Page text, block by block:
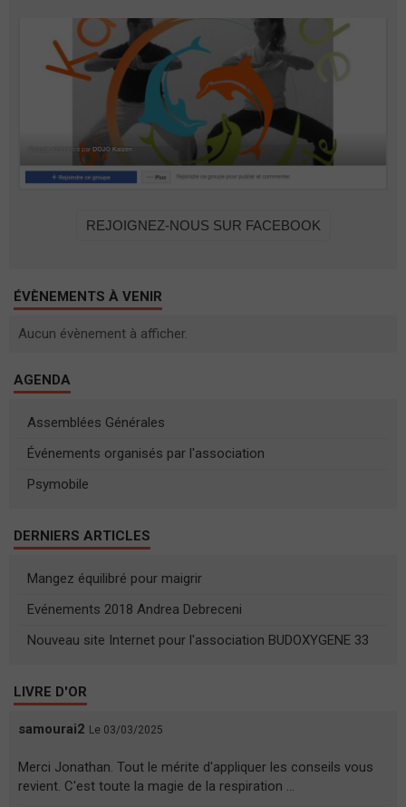
REJOIGNEZ-NOUS SUR FACEBOOK
ÉVÈNEMENTS À VENIR
Aucun évènement à afficher.
AGENDA
Assemblées Générales
Événements organisés par l'association
Psymobile
DERNIERS ARTICLES
Mangez équilibré pour maigrir
Evénements 2018 Andrea Debreceni
Nouveau site Internet pour l'association BUDOXYGENE 33
LIVRE D'OR
samourai2 Le 03/03/2025
Merci Jonathan. Tout le mérite d'appliquer les conseils vous
revient. C'est toute la magie de la respiration ...